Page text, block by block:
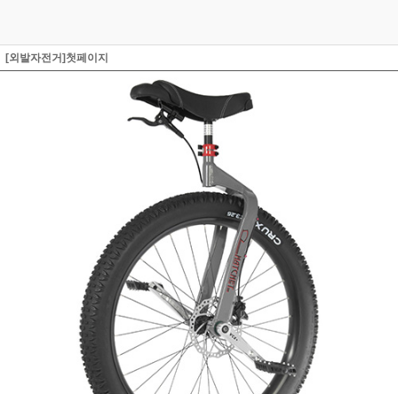
[외발자전거]첫페이지